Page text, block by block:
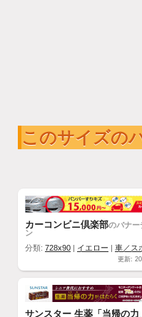
このサイズの
カーコンビニ倶楽部のバナー
ン
分類: 728x90 イエロー 車／ス
更新:
サンスター 生薬「当帰の力